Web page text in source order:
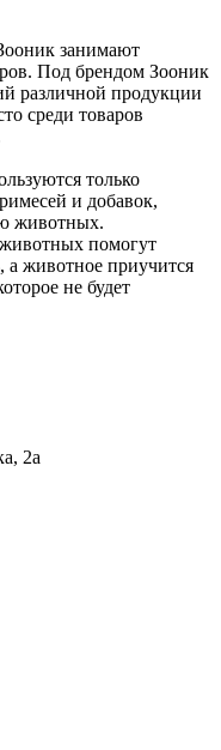
занимают
Под брендом Зооник
различной продукции
среди товаров
только
и добавок,
животных.
помогут
а животное приучится
не будет
2а